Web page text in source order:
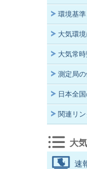
環境基準
大気環
大気常
測定局
日本全
関連リ
大
速